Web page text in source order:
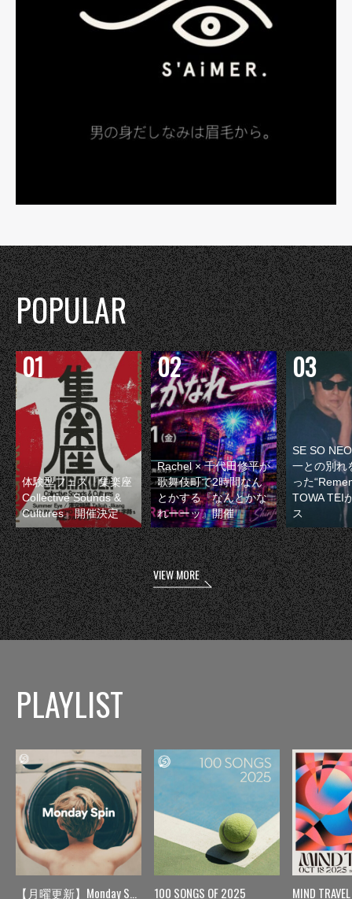
POPULAR
体験型フェス『集楽座
Collective Sounds &
Cultures』開催決定
Rachel × 千代田修平が
歌舞伎町で2時間なん
とかする『なんとかな
れーーッ』開催
SE SO
一との別れ
った
TOWA TEI
ス
VIEW MORE
PLAYLIST
【月曜更新】Monday Spin 100 SONGS OF 2025 MIND TRAVEL